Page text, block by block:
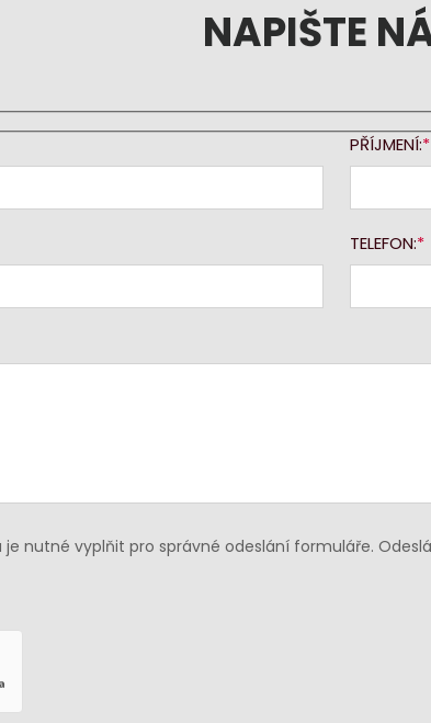
NAPIŠTE
PŘÍJMENÍ:
TELEFON:
je nutné vyplňit pro správné odeslání formuláře.